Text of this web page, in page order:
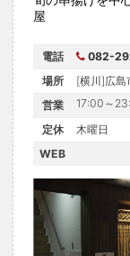
屋
電話
082-
場所
[横川]広
営業
17:00～
定休
木曜日
WEB